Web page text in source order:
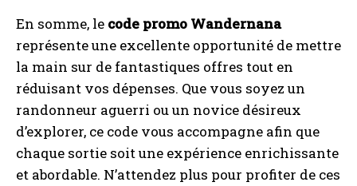
En somme, le code promo Wandernana
représente une excellente opportunité de mettre
la main sur de fantastiques offres tout en
réduisant vos dépenses. Que vous soyez un
randonneur aguerri ou un novice désireux
d’explorer, ce code vous accompagne afin que
chaque sortie soit une expérience enrichissante
et abordable. N’attendez plus pour profiter de ces